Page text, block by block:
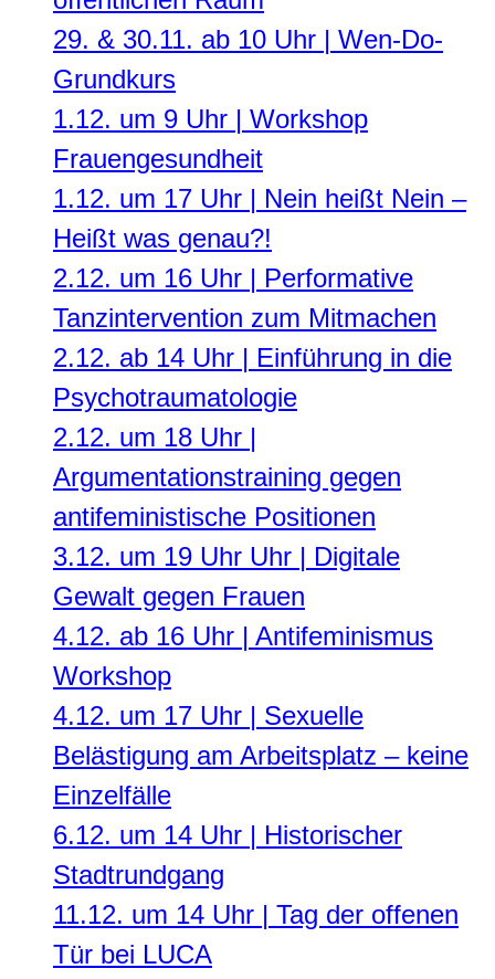
29. & 30.11. ab 10 Uhr | Wen-Do-
Grundkurs
1.12. um 9 Uhr | Workshop
Frauengesundheit
1.12. um 17 Uhr | Nein heißt Nein –
Heißt was genau?!
2.12. um 16 Uhr | Performative
Tanzintervention zum Mitmachen
2.12. ab 14 Uhr | Einführung in die
Psychotraumatologie
2.12. um 18 Uhr |
Argumentationstraining gegen
antifeministische Positionen
3.12. um 19 Uhr Uhr | Digitale
Gewalt gegen Frauen
4.12. ab 16 Uhr | Antifeminismus
Workshop
4.12. um 17 Uhr | Sexuelle
Belästigung am Arbeitsplatz – keine
Einzelfälle
6.12. um 14 Uhr | Historischer
Stadtrundgang
11.12. um 14 Uhr | Tag der offenen
Tür bei LUCA